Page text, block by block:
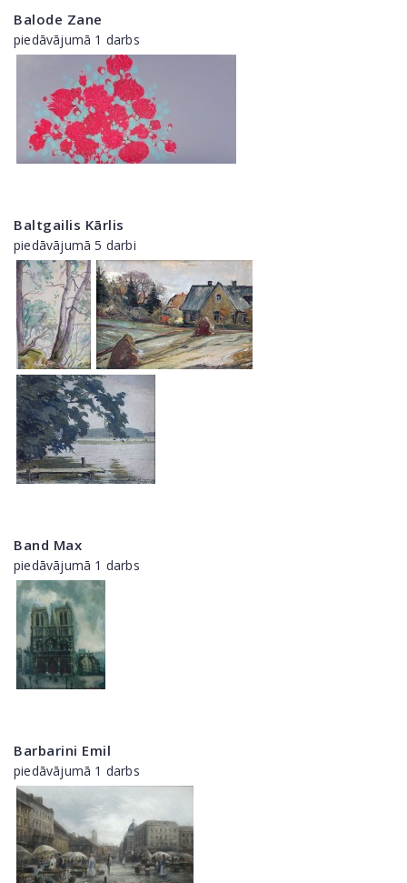
Balode Zane
piedāvājumā 1 darbs
Baltgailis Kārlis
piedāvājumā 5 darbi
Band Max
piedāvājumā 1 darbs
Barbarini Emil
piedāvājumā 1 darbs